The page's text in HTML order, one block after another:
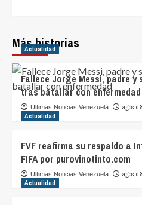
Más historias
Actualidad
Fallece Jorge Messi, padre y
tras batallar con
Ultimas Noticias Venezuela agosto
Actualidad
FVF reafirma su respaldo a
FIFA por purovinotinto.com
Ultimas Noticias Venezuela agosto
Actualidad